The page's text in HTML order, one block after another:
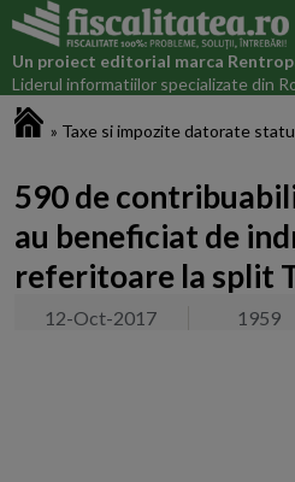
Un proiect editorial marca
Liderul informatiilor specializate din
» Taxe si impozite datorate
590 de
au beneficiat de
referitoare la split
12-Oct-2017 1959